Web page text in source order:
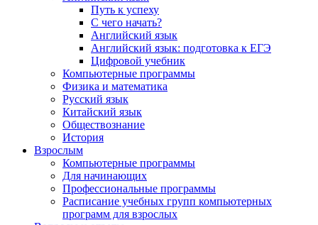
Путь к успеху
С чего начать?
Английский язык
Английский язык: подготовка к ЕГЭ
Цифровой учебник
Компьютерные программы
Физика и математика
Русский язык
Китайский язык
Обществознание
История
Взрослым
Компьютерные программы
Для начинающих
Профессиональные программы
Расписание учебных групп компьютерных
программ для взрослых